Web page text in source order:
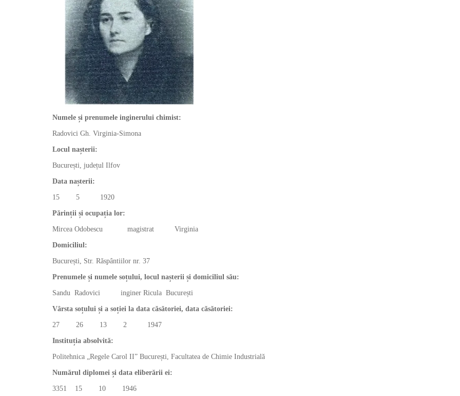
Numele și prenumele inginerului chimist:
Radovici Gh. Virginia-Simona
Locul nașterii:
București, județul Ilfov
Data nașterii:
15 5 1920
Părinții și ocupația lor:
Mircea Odobescu magistrat Virginia
Domiciliul:
București, Str. Răspântiilor nr. 37
Prenumele și numele soțului, locul nașterii și domiciliul său:
Sandu Radovici inginer Ricula București
Vârsta soțului și a soției la data căsătoriei, data căsătoriei:
27 26 13 2 1947
Instituția absolvită:
Politehnica „Regele Carol II” București, Facultatea de Chimie Industrială
Numărul diplomei și data eliberării ei:
3351 15 10 1946